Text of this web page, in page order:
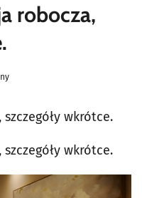
robocza,
wkrótce.
wkrótce.